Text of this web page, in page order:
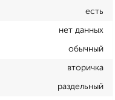
есть
нет данных
обычный
вторичка
раздельный